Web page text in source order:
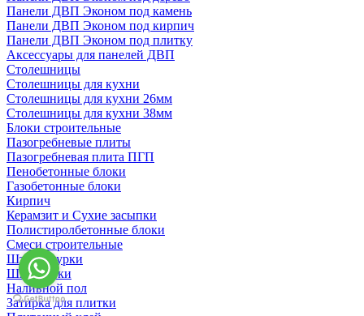
Панели ДВП Эконом под камень
Панели ДВП Эконом под кирпич
Панели ДВП Эконом под плитку
Аксессуары для панелей ДВП
Столешницы
Столешницы для кухни
Столешницы для кухни 26мм
Столешницы для кухни 38мм
Блоки строительные
Пазогребневые плиты
Пазогребневая плита ПГП
Пенобетонные блоки
Газобетонные блоки
Кирпич
Керамзит и Сухие засыпки
Полистиролбетонные блоки
Смеси строительные
Штукартурки
Шпаклевки
Наливной пол
Затирка для плитки